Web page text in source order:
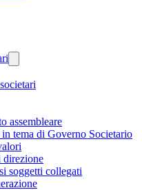
assembleare
tema di Governo Societario
direzione
soggetti collegati